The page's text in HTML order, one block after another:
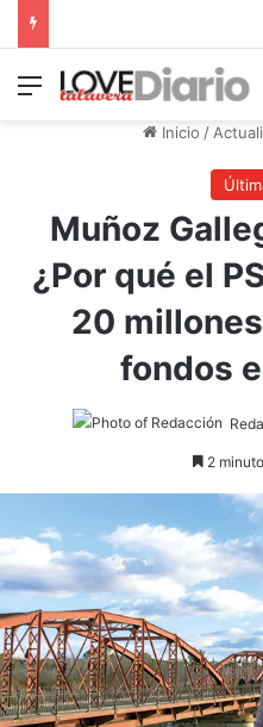
Menú
Inicio /
Muñoz
¿Por qué el
20
fondos
2